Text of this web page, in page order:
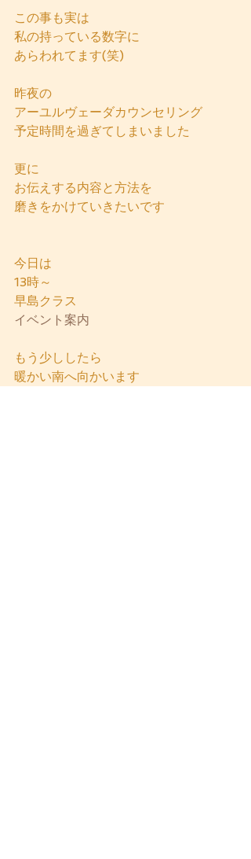
この事も実は
私の持っている数字に
あらわれてます(笑)
昨夜の
アーユルヴェーダカウンセリング
予定時間を過ぎてしまいました
更に
お伝えする内容と方法を
磨きをかけていきたいです
今日は
13時～
早島クラス
イベント案内
もう少ししたら
暖かい南へ向かいます